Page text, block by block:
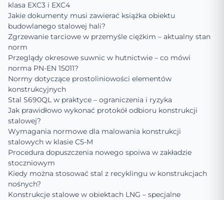
klasa EXC3 i EXC4
Jakie dokumenty musi zawierać książka obiektu
budowlanego stalowej hali?
Zgrzewanie tarciowe w przemyśle ciężkim – aktualny stan
norm
Przeglądy okresowe suwnic w hutnictwie – co mówi
norma PN-EN 15011?
Normy dotyczące prostoliniowości elementów
konstrukcyjnych
Stal S690QL w praktyce – ograniczenia i ryzyka
Jak prawidłowo wykonać protokół odbioru konstrukcji
stalowej?
Wymagania normowe dla malowania konstrukcji
stalowych w klasie C5-M
Procedura dopuszczenia nowego spoiwa w zakładzie
stoczniowym
Kiedy można stosować stal z recyklingu w konstrukcjach
nośnych?
Konstrukcje stalowe w obiektach LNG – specjalne